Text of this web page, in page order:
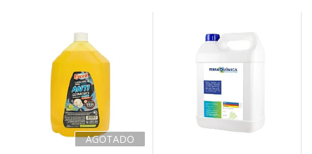
AGOTADO